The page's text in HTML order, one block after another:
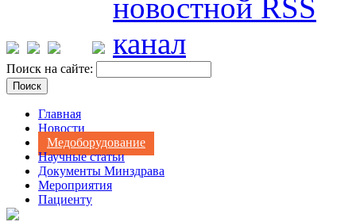
Поиск на сайте:
Главная
Новости
Медоборудование
Научные статьи
Документы Минздрава
Мероприятия
Пациенту